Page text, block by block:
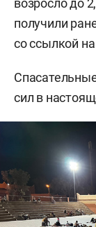
возросло до
получили
со ссылкой
сил в